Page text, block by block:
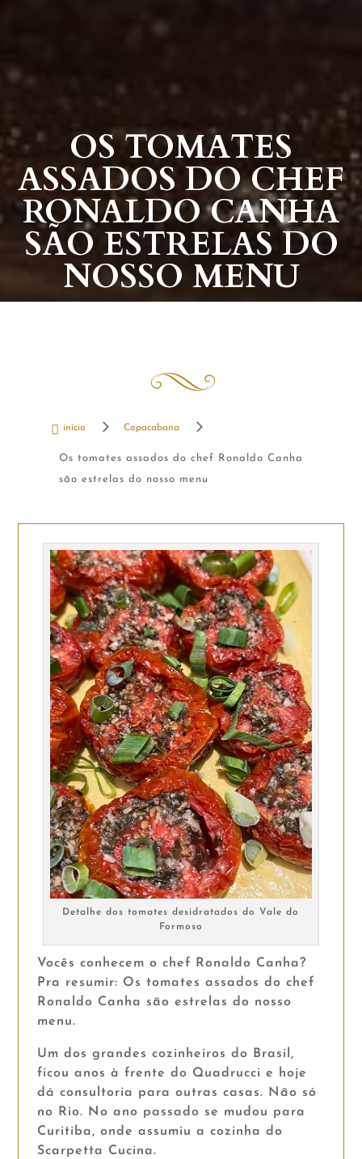
OS TOMATES
ASSADOS DO CHEF
RONALDO CANHA
SÃO ESTRELAS DO
NOSSO MENU
 início 5 Copacabana 5
Os tomates assados do chef Ronaldo Canha
são estrelas do nosso menu
Detalhe dos tomates desidratados do Vale do
Formoso
Vocês conhecem o chef Ronaldo Canha?
Pra resumir: Os tomates assados do chef
Ronaldo Canha são estrelas do nosso
menu.
Um dos grandes cozinheiros do Brasil,
ficou anos à frente do Quadrucci e hoje
dá consultoria para outras casas. Não só
no Rio. No ano passado se mudou para
Curitiba, onde assumiu a cozinha do
Scarpetta Cucina.